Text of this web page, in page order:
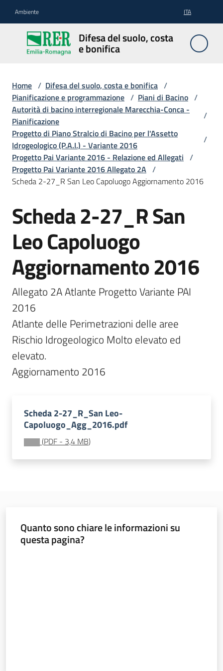
Ambiente ITA
Difesa del suolo, costa
e bonifica
Difesa
del
suolo,
bonifica
Pianificazione
e
programmazione
Documentazione
Comunicazione
Novità
Servizi
Leggi Atti Bandi
Progetti
Home / Difesa del suolo, costa e bonifica /
Pianificazione e programmazione / Piani di Bacino /
Autorità di bacino interregionale Marecchia-Conca -
Pianificazione
/
Progetto di Piano Stralcio di Bacino per l'Assetto
Idrogeologico (P.A.I.) - Variante 2016
/
Progetto Pai Variante 2016 - Relazione ed Allegati /
Progetto Pai Variante 2016 Allegato 2A /
Scheda 2-27_R San Leo Capoluogo Aggiornamento 2016
Scheda 2-27_R San
Leo Capoluogo
Aggiornamento 2016
Allegato 2A Atlante Progetto Variante PAI
2016
Atlante delle Perimetrazioni delle aree
Rischio Idrogeologico Molto elevato ed
elevato.
Aggiornamento 2016
Scheda 2-27_R_San Leo-
Capoluogo_Agg_2016.pdf
(PDF - 3,4 MB)
Quanto sono chiare le informazioni su
questa pagina?